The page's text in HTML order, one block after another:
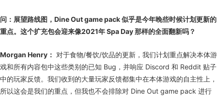
问：展望路线图，Dine Out game pack 似乎是今年晚些时候计划更新的
重点。这个扩充包会迎来像2021年 Spa Day 那样的全面翻新吗？
Morgan Henry： 对于食物/餐饮/饮品的更新，我们计划重点解决本体游
戏和所有内容包中这些类别的已知 Bug，并响应 Discord 和 Reddit 贴子
中的玩家反馈。我们收到的大量玩家反馈都集中在本体游戏的自主性上，
所以这会是我们的重点，但我也不会排除对 Dine Out game pack 进行